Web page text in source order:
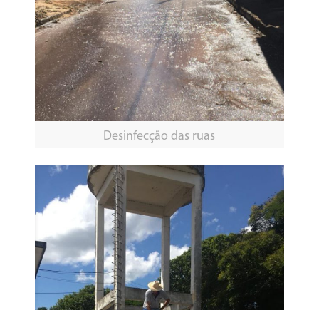
Desinfecção das ruas